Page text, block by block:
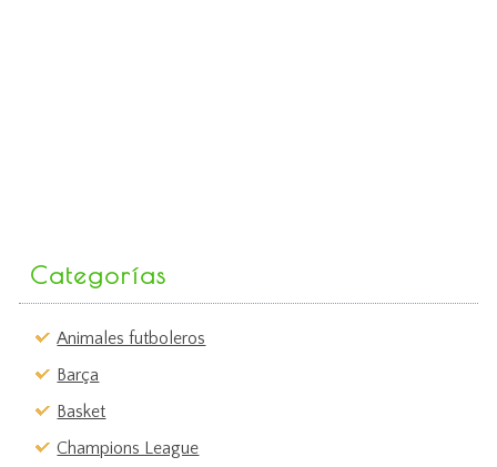
Categorías
Animales futboleros
Barça
Basket
Champions League